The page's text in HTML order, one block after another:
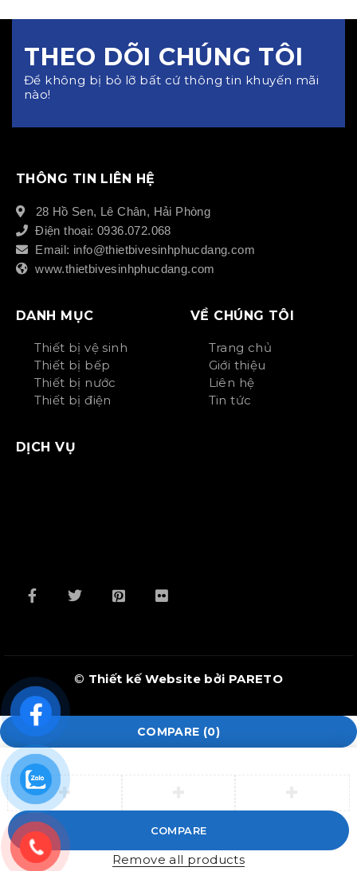
THEO DÕI CHÚNG TÔI
Để không bị bỏ lỡ bất cứ thông tin khuyến mãi
nào!
THÔNG TIN LIÊN HỆ
28 Hồ Sen, Lê Chân, Hải Phòng
Điện thoại: 0936.072.068
Email: info@thietbivesinhphucdang.com
www.thietbivesinhphucdang.com
DANH MỤC
Thiết bị vệ sinh
Thiết bị bếp
Thiết bị nước
Thiết bị điện
VỀ CHÚNG TÔI
Trang chủ
Giới thiệu
Liên hệ
Tin tức
DỊCH VỤ
© Thiết kế Website bởi PARETO
COMPARE (0)
COMPARE
Remove all products